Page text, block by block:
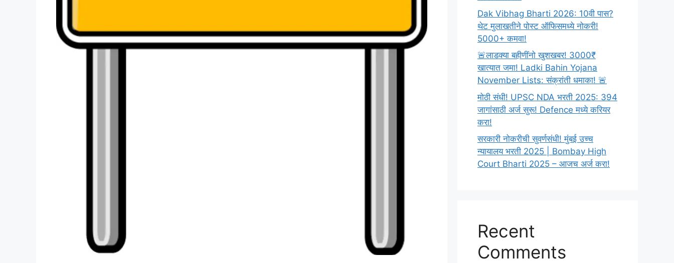
Dak Vibhag Bharti 2026: 10वी पास?
थेट मुलाखतीने पोस्ट ऑफिसमध्ये नोकरी!
5000+ कमवा!
🚨लाडक्या बहीणींनो खुशखबर! 3000₹
खात्यात जमा! Ladki Bahin Yojana
November Lists: संक्रांती धमाका! 🚨
मोठी संधी! UPSC NDA भरती 2025: 394
जागांसाठी अर्ज सुरू! Defence मध्ये करियर
करा!
सरकारी नोकरीची सुवर्णसंधी! मुंबई उच्च
न्यायालय भरती 2025 | Bombay High
Court Bharti 2025 – आजच अर्ज करा!
Recent
Comments